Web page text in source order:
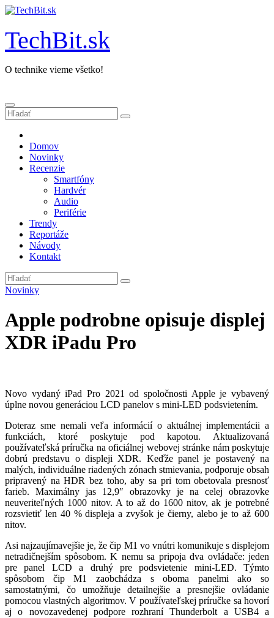
Prejsť
obsah
TechBit.sk
O technike vieme všetko!
Domov
Novinky
Recenzie
Smartfóny
Hardvér
Audio
Periférie
Trendy
Reportáže
Návody
Kontakt
Novinky
Apple podrobne opisuje displej
XDR iPadu Pro
Novo vydaný iPad Pro 2021 od spoločnosti Apple je vybavený
úplne novou generáciou LCD panelov s mini-LED podsvietením.
Doteraz sme nemali veľa informácií o aktuálnej implementácii a
funkciách, ktoré poskytuje pod kapotou. Aktualizovaná
používateľská príručka na oficiálnej webovej stránke nám poskytuje
dobrú predstavu o displeji XDR. Keďže panel je postavený na
malých, individuálne riadených zónach stmievania, podporuje obsah
pripravený na HDR bez toho, aby sa pri tom obetovala presnosť
farieb. Maximálny jas 12,9″ obrazovky je na celej obrazovke
neuveriteľných 1000 nitov. A to až do 1600 nitov, ak je potrebné
rozsvietiť len 40 % displeja a zvyšok je čierny, alebo je to až 600
nitov.
Asi najzaujímavejšie je, že čip M1 vo vnútri komunikuje s displejom
netradičnejším spôsobom. K nemu sa pripoja dva ovládače: jeden
pre panel LCD a druhý pre podsvietenie mini-LED. Týmto
spôsobom čip M1 zaobchádza s oboma panelmi ako so
samostatnými, čo umožňuje detailnejšie a presnejšie ovládanie
pomocou vlastných algoritmov. V používateľskej príručke sa hovorí
aj o novozavedenej podpore rozhraní Thunderbolt a USB4 a